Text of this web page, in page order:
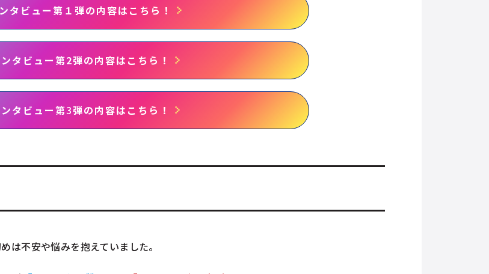
タビュー第１弾の内容はこちら！
タビュー第2弾の内容はこちら！
タビュー第3弾の内容はこちら！
は不安や悩みを抱えていました。